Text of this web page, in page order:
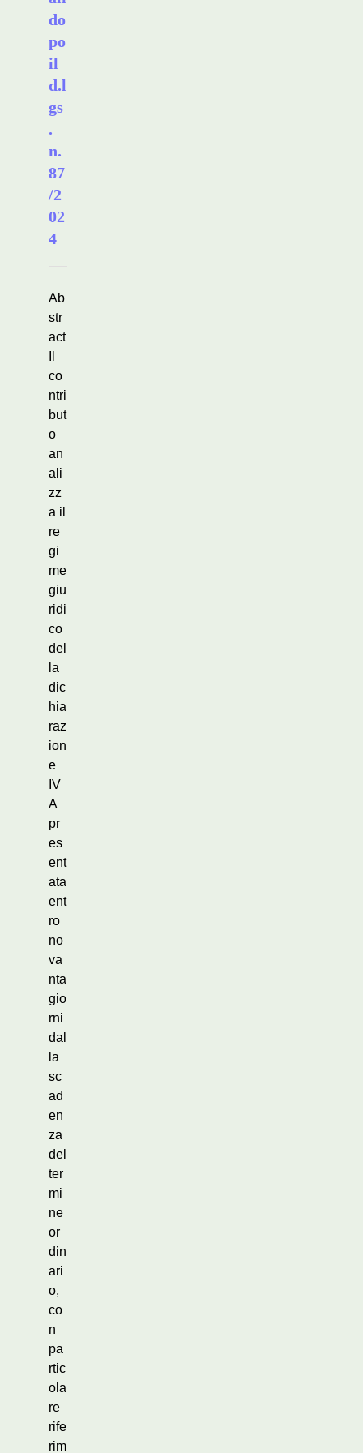
do
po
il
d.l
gs
.
n.
87
/2
02
4
Ab
str
act
co
ntri
but
o
an
ali
zz
a il
re
gi
me
giu
ridi
co
del
la
dic
hia
raz
ion
e
IV
A
pr
es
ent
ata
ent
ro
no
va
nta
gio
rni
dal
la
sc
ad
en
za
del
ter
mi
ne
or
din
ari
o,
co
n
pa
rtic
ola
re
rife
rim